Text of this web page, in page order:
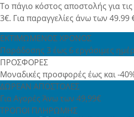
Το πάγιο κόστος αποστολής για
3€. Για παραγγελίες άνω των 49.99
ΕΚΤΙΜΩΜΕΝΟΣ ΧΡΟΝΟΣ
Παράδοσης 3 έως 6 εργάσιμες
ΠΡΟΣΦΟΡΕΣ
Μοναδικές προσφορές έως και -
ΔΩΡΕΑΝ ΑΠΟΣΤΟΛΕΣ
Για Αγορές Άνω των 49,99€
ΤΡΟΠΟΙ ΠΛΗΡΩΜΗΣ